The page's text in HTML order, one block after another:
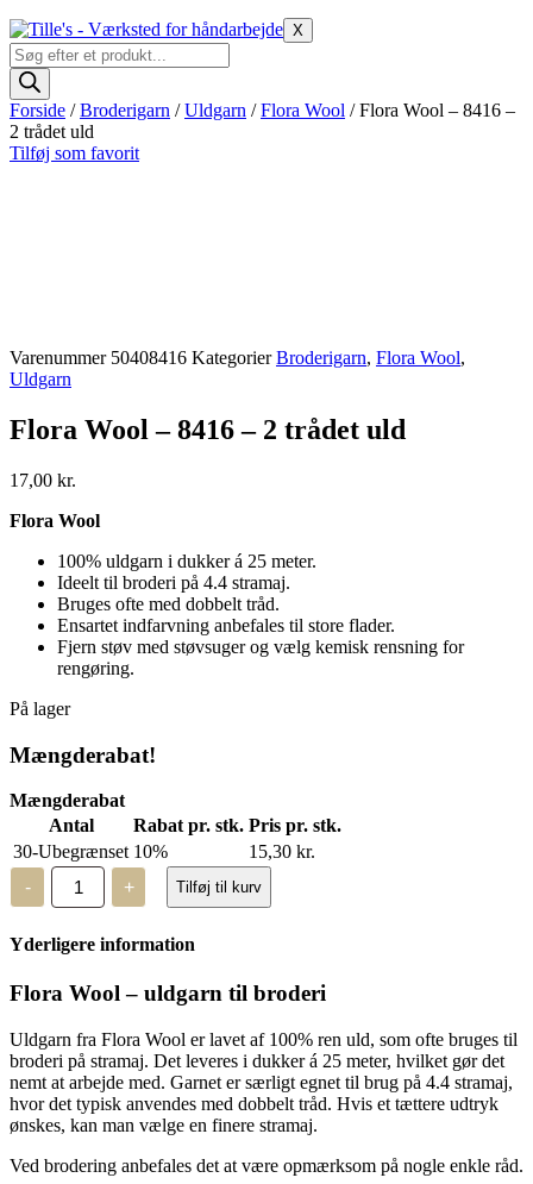
X
Products
search
Forside /Broderigarn /Uldgarn /Flora Wool / Flora Wool – 8416 –
2 trådet uld
Tilføj som favorit
Varenummer 50408416 Kategorier Broderigarn, Flora Wool,
Uldgarn
Flora Wool – 8416 – 2 trådet uld
17,00 kr.
Flora Wool
100% uldgarn i dukker á 25 meter.
Ideelt til broderi på 4.4 stramaj.
Bruges ofte med dobbelt tråd.
Ensartet indfarvning anbefales til store flader.
Fjern støv med støvsuger og vælg kemisk rensning for
rengøring.
På lager
Mængderabat!
Mængderabat
Antal
Rabat pr. stk. Pris pr. stk.
30-Ubegrænset 10% 15,30 kr.
-
Flora
Wool
-
-
trådet
uld
+ Tilføj til kurv
Yderligere information
Flora Wool – uldgarn til broderi
Uldgarn fra Flora Wool er lavet af 100% ren uld, som ofte bruges til
broderi på stramaj. Det leveres i dukker á 25 meter, hvilket gør det
nemt at arbejde med. Garnet er særligt egnet til brug på 4.4 stramaj,
hvor det typisk anvendes med dobbelt tråd. Hvis et tættere udtryk
ønskes, kan man vælge en finere stramaj.
Ved brodering anbefales det at være opmærksom på nogle enkle råd.